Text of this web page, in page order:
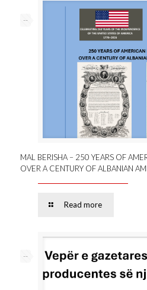
--
MAL BERISHA – 250 YEARS OF
OVER A CENTURY OF ALBANIAN
Read more
--